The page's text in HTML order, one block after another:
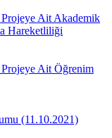
Ait Akademik
Hareketliliği
Ait Öğrenim
(11.10.2021)